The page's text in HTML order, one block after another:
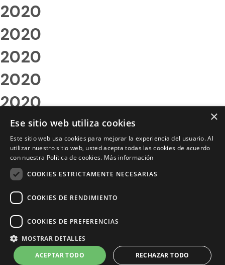
2020
2020
2020
2020
2020
2020
2020
2020
2020
2020
2020
×
Ese sitio web utiliza cookies
Este sitio web usa cookies para mejorar la experiencia del usuario. Al
utilizar nuestro sitio web, usted acepta todas las cookies de acuerdo
con nuestra Política de cookies. Más información
COOKIES ESTRICTAMENTE NECESARIAS
COOKIES DE RENDIMIENTO
COOKIES DE PREFERENCIAS
MOSTRAR DETALLES
ACEPTAR TODO
RECHAZAR TODO